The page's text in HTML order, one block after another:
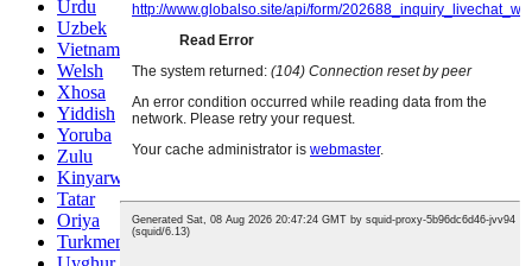
Urdu
Uzbek
Vietnamese
Welsh
Xhosa
Yiddish
Yoruba
Zulu
Kinyarwanda
Tatar
Oriya
Turkmen